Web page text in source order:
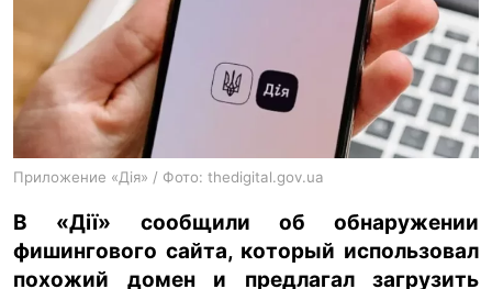
ua ru en
Приложение «Дія» / Фото: thedigital.gov.ua
В «Дії» сообщили об обнаружении
фишингового сайта, который использовал
похожий домен и предлагал загрузить